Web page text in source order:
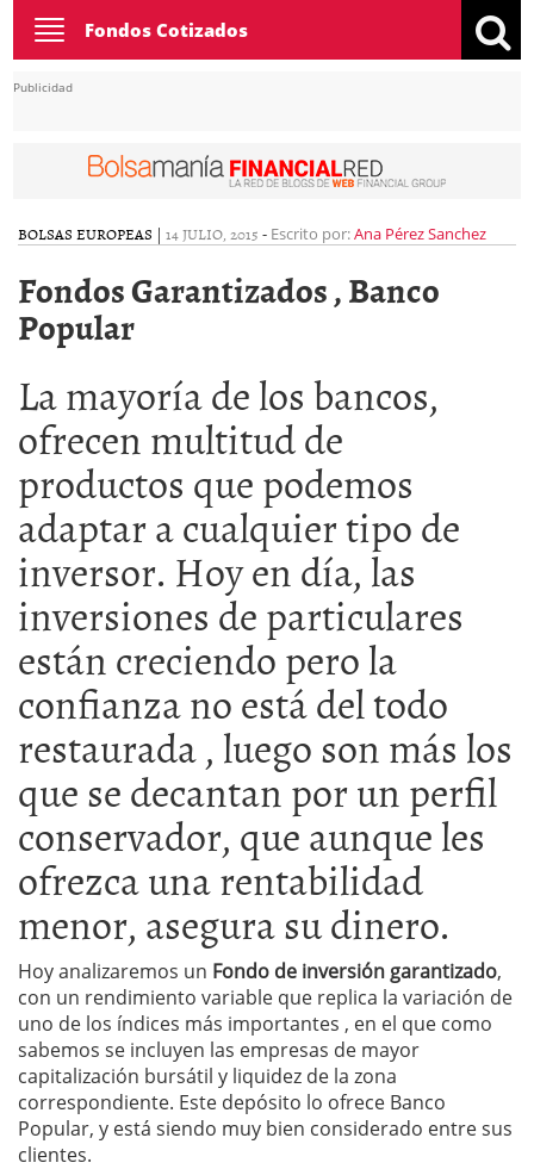
Toggle
navigation
Fondos Cotizados
Publicidad
BOLSAS EUROPEAS | 14 JULIO, 2015 - Escrito por:Ana Pérez Sanchez
Fondos Garantizados , Banco
Popular
La mayoría de los bancos,
ofrecen multitud de
productos que podemos
adaptar a cualquier tipo de
inversor. Hoy en día, las
inversiones de particulares
están creciendo pero la
confianza no está del todo
restaurada , luego son más los
que se decantan por un perfil
conservador, que aunque les
ofrezca una rentabilidad
menor, asegura su dinero.
Hoy analizaremos un Fondo de inversión garantizado,
con un rendimiento variable que replica la variación de
uno de los índices más importantes , en el que como
sabemos se incluyen las empresas de mayor
capitalización bursátil y liquidez de la zona
correspondiente. Este depósito lo ofrece Banco
Popular, y está siendo muy bien considerado entre sus
clientes.